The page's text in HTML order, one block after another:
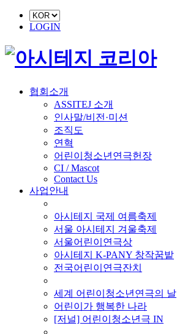
LOGIN
협회소개
ASSITEJ 소개
인사말/비전·미션
조직도
연혁
어린이청소년연극헌장
CI / Mascot
Contact Us
사업안내
아시테지 국제 여름축제
서울 아시테지 겨울축제
서울어린이연극상
아시테지 K-PANY 창작꿈밭
전국어린이연극잔치
세계 어린이청소년연극의 날
어린이가 행복한 나라
[저널] 어린이청소년극 IN